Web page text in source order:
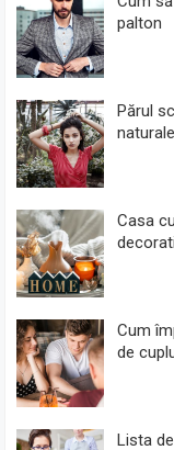
palton
Părul
Casa
Cum
de
Lista